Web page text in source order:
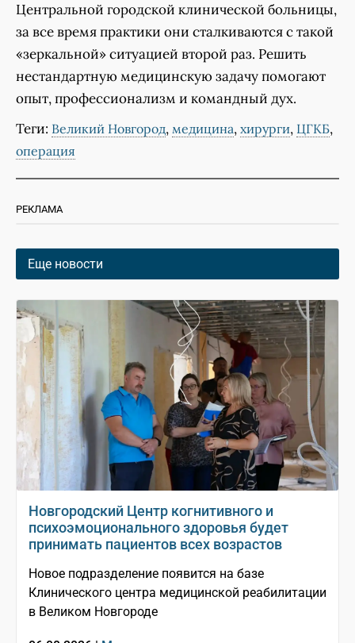
Центральной городской клинической больницы,
за все время практики они сталкиваются с такой
«зеркальной» ситуацией второй раз. Решить
нестандартную медицинскую задачу помогают
опыт, профессионализм и командный дух.
Теги: Великий Новгород, медицина, хирурги, ЦГКБ,
операция
РЕКЛАМА
Еще новости
Новгородский Центр когнитивного и
психоэмоционального здоровья будет
принимать пациентов всех возрастов
Новое подразделение появится на базе
Клинического центра медицинской реабилитации
в Великом Новгороде